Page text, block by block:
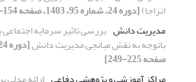
(نزاجا)[دوره 24، شماره 95، 1403، صفحه 154-181]
مدیریت دانش بررسی تاثیر سرمایه اجتماعی
باتوجه به نقش میانجی مدیریت دانش
صفحه 225-249]